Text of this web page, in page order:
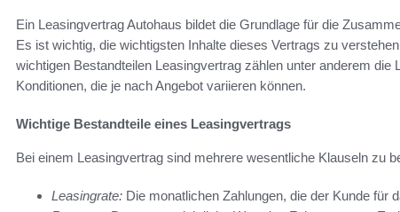
Ein Leasingvertrag Autohaus bildet die Grundlage für die
Es ist wichtig, die wichtigsten Inhalte dieses Vertrags zu
wichtigen Bestandteilen Leasingvertrag zählen unter anderem
Konditionen, die je nach Angebot variieren können.
Wichtige Bestandteile eines Leasingvertrags
Bei einem Leasingvertrag sind mehrere wesentliche Klauseln zu
Leasingrate: Die monatlichen Zahlungen, die der Kunde für